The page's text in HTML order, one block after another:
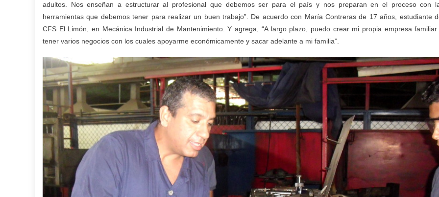
adultos. Nos enseñan a estructurar al profesional que debemos ser para el país y nos preparan en el proceso con
herramientas que debemos tener para realizar un buen trabajo”. De acuerdo con María Contreras de 17 años, estudiante
CFS El Limón, en Mecánica Industrial de Mantenimiento. Y agrega, “A largo plazo, puedo crear mi propia empresa
tener varios negocios con los cuales apoyarme económicamente y sacar adelante a mi familia”.